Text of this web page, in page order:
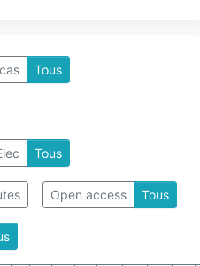
Tous
Tous
Open access Tous